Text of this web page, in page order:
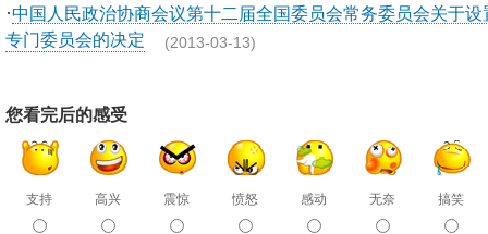
·中国人民政治协商会议第十二届全国委员会常务委员会关于设
专门委员会的决定 (2013-03-13)
您看完后的感受
支持 高兴 震惊 愤怒 感动 无奈 搞笑